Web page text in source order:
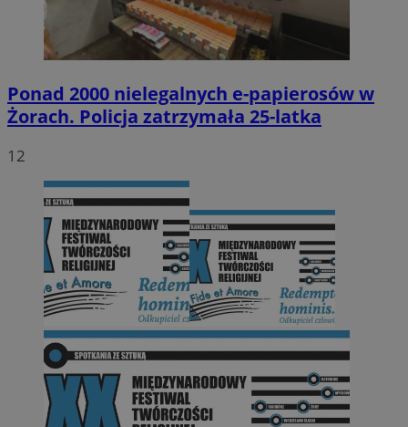
Ponad 2000 nielegalnych e-papierosów w
Żorach. Policja zatrzymała 25-latka
12